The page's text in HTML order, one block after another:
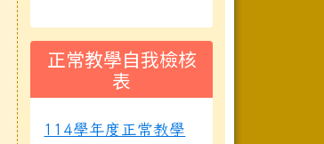
正常教學自我檢核
表
114學年度正常教學